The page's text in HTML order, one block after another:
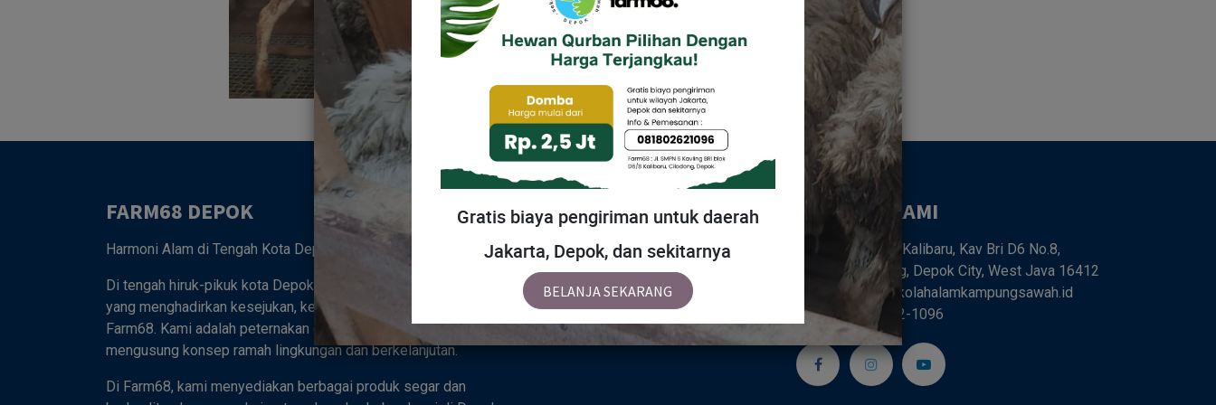
Gratis biaya pengiriman untuk daerah
Jakarta, Depok, dan sekitarnya
BELANJA SEKARANG
FARM68 DEPOK
Harmoni Alam di Tengah Kota Depok 🌿
Di tengah hiruk-pikuk kota Depok, tersembunyi sebuah tempat
yang menghadirkan kesejukan, keasrian, dan kehidupan alami —
Farm68. Kami adalah peternakan dan kebun terpadu yang
mengusung konsep ramah lingkungan dan berkelanjutan.
Di Farm68, kami menyediakan berbagai produk segar dan
MENU
Beranda
Tentang Kami
Toko
HUBUNGI KAMI
Jl. SMPN 6 Kalibaru, Kav Bri D6 No.8,
Kalibaru, Cilodong, Depok City, West Java 16412
farm68@sekolahalamkampungsawah.id
62 818-0262-1096